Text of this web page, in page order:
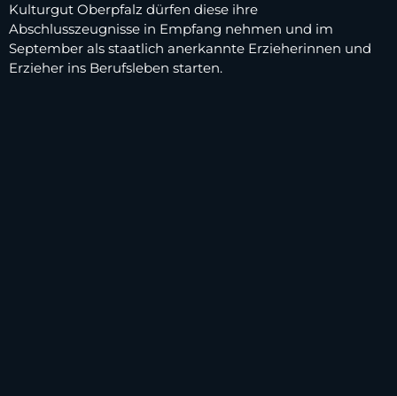
Kulturgut Oberpfalz dürfen diese ihre
Abschlusszeugnisse in Empfang nehmen und im
September als staatlich anerkannte Erzieherinnen und
Erzieher ins Berufsleben starten.